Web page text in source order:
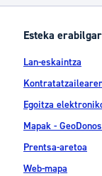
taula
Esteka
Lan-eskaintza
Egoitza
Mapak -
Prentsa-aretoa
Web-mapa